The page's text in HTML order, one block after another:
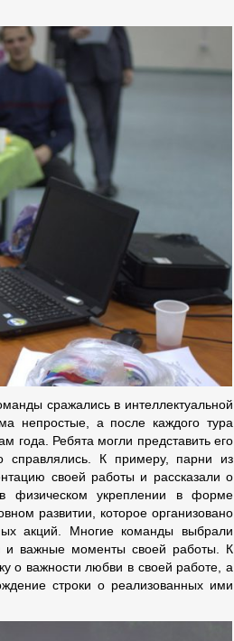
сражались в интеллектуальной
непростые, а после каждого тура
года. Ребята могли представить его
К примеру, парни из
своей работы и рассказали о
физическом укреплении в форме
развитии, которое организовано
акций. Многие команды выбрали
и важные моменты своей работы. К
о важности любви в своей работе, а
строки о реализованных ими